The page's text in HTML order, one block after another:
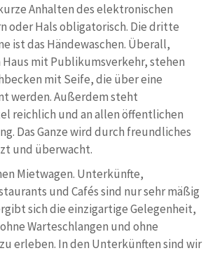
Anhalten des elektronischen
oder Hals obligatorisch. Die dritte
ist das Händewaschen. Überall,
mit Publikumsverkehr, stehen
mit Seife, die über eine
werden. Außerdem steht
reichlich und an allen öffentlichen
Das Ganze wird durch freundliches
und überwacht.
Mietwagen. Unterkünfte,
und Cafés sind nur sehr mäßig
sich die einzigartige Gelegenheit,
Warteschlangen und ohne
erleben. In den Unterkünften sind wir